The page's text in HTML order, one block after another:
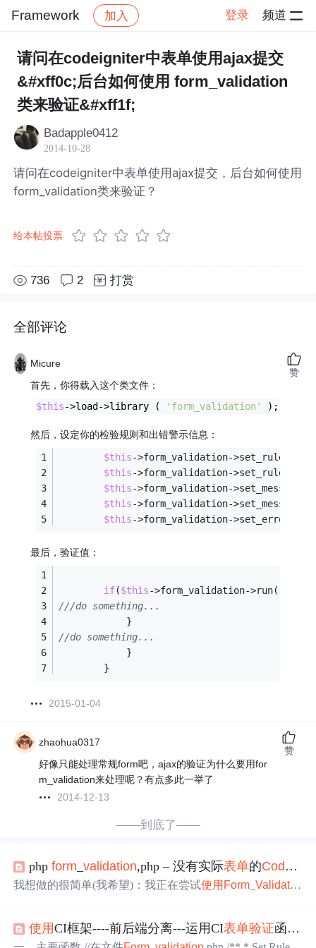
Framework 加入 登录 频道
社区 Framework 帖子详情
请问在codeigniter中表单使用ajax提交
&#xff0c;后台如何使用 form_validation
类来验证&#xff1f;
Badapple0412
2014-10-28
请问在codeigniter中表单使用ajax提交，后台如何使用
form_validation类来验证？
给本帖投票
736 2 打赏
全部评论
Micure
首先，你得载入这个类文件：
$this->load->library ( 'form_validation' );
然后，设定你的检验规则和出错警示信息：
$this->form_validation->set_rules(
$this->form_validation->set_rules(
$this->form_validation->set_message(
$this->form_validation->set_message(
$this->form_validation-
最后，验证值：
if($this->form_validation->run() ==
///do something...
			}
//do something...
			}
		}
2015-01-04
赞
zhaohua0317
好像只能处理常规form吧，ajax的验证为什么要用for
m_validation来处理呢？有点多此一举了
2014-12-13
赞
——到底了——
phpform _validation,php – 没有实际表单的CodeIgniter
我想做的很简单(我希望)：我正在尝试使用 Form _Validatio
() == FALSE){//validationdid not pass}else{//validationdid p
ass}我的规则是这样的：$this->fo...
使用CI框架----前后端分离---运用CI表单验证函数